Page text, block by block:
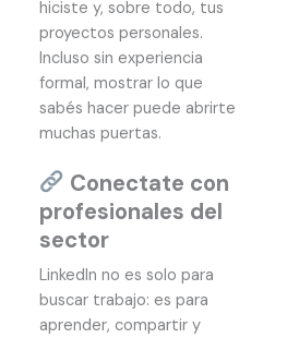
hiciste y, sobre todo, tus
proyectos personales.
Incluso sin experiencia
formal, mostrar lo que
sabés hacer puede abrirte
muchas puertas.
Conectate con
profesionales del
sector
LinkedIn no es solo para
buscar trabajo: es para
aprender, compartir y